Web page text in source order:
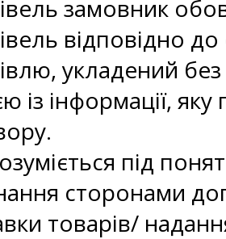
замовник
відповідно
укладений
із інформації,
під
сторонами
товарів/